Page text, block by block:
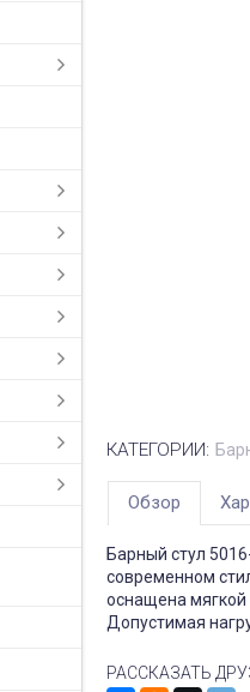
КАТЕГОРИИ:
Обзор
Барный стул
современном
оснащена
Допустимая
РАССКАЗАТЬ